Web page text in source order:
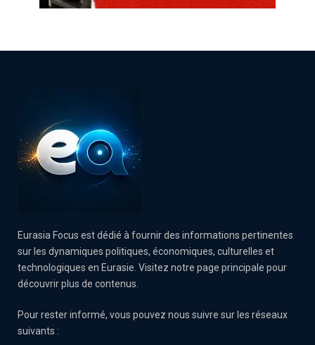
Eurasia Focus est dédié à fournir des informations pertinentes
sur les dynamiques politiques, économiques, culturelles et
technologiques en Eurasie. Visitez notre page principale pour
découvrir plus de contenus.
Pour rester informé, vous pouvez nous suivre sur les réseaux
suivants :